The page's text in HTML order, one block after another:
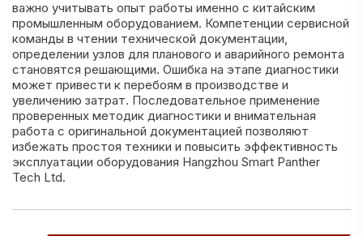
важно учитывать опыт работы именно с китайским
промышленным оборудованием. Компетенции сервисной
команды в чтении технической документации,
определении узлов для планового и аварийного ремонта
становятся решающими. Ошибка на этапе диагностики
может привести к перебоям в производстве и
увеличению затрат. Последовательное применение
проверенных методик диагностики и внимательная
работа с оригинальной документацией позволяют
избежать простоя техники и повысить эффективность
эксплуатации оборудования Hangzhou Smart Panther
Tech Ltd.